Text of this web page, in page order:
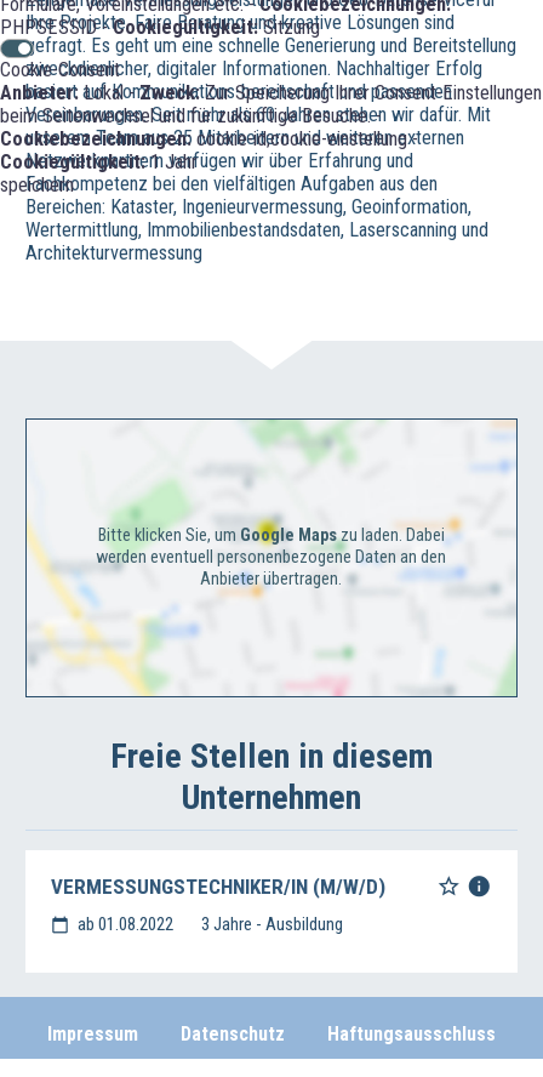
PHPSESSID -Cookiegültigkeit:Sitzung
Cookie-Consent
Anbieter:Lokal -Zweck:Zur Speicherung Ihrer Consent-Einstellungen
beim Seitenwechsel und für zukünftige Besuche. -
Cookiebezeichnungen: cookie-id;cookie-einstellung -
Cookiegültigkeit:1 Jahr
speichern
Ihre Projekte. Faire Beratung und kreative Lösungen sind
gefragt. Es geht um eine schnelle Generierung und Bereitstellung
zweckdienlicher, digitaler Informationen. Nachhaltiger Erfolg
basiert auf Kommunikations-bereitschaft und passenden
Vereinbarungen. Seit mehr als 60 Jahren stehen wir dafür. Mit
unserem Team aus 25 Mitarbeitern und weiteren externen
Netzwerkpartnern verfügen wir über Erfahrung und
Fachkompetenz bei den vielfältigen Aufgaben aus den
Bereichen: Kataster, Ingenieurvermessung, Geoinformation,
Wertermittlung, Immobilienbestandsdaten, Laserscanning und
Architekturvermessung
Bitte klicken Sie, um Google Mapszu laden. Dabei
werden eventuell personenbezogene Daten an den
Anbieter übertragen.
Freie Stellen in diesem
Unternehmen
VERMESSUNGSTECHNIKER/IN (M/W/D)
ab 01.08.2022 3 Jahre - Ausbildung
Impressum Datenschutz Haftungsausschluss